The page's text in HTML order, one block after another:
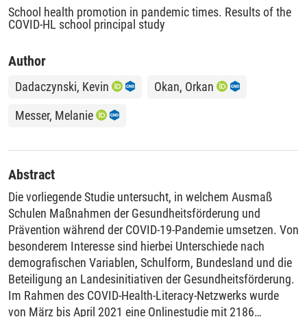
School health promotion in pandemic times. Results of the
COVID-HL school principal study
Author
Dadaczynski, Kevin
Okan, Orkan
Messer, Melanie
Abstract
Die vorliegende Studie untersucht, in welchem Ausmaß
Schulen Maßnahmen der Gesundheitsförderung und
Prävention während der COVID-19-Pandemie umsetzen. Von
besonderem Interesse sind hierbei Unterschiede nach
demografischen Variablen, Schulform, Bundesland und die
Beteiligung an Landesinitiativen der Gesundheitsförderung.
Im Rahmen des COVID-Health-Literacy-Netzwerks wurde
von März bis April 2021 eine Onlinestudie mit 2186